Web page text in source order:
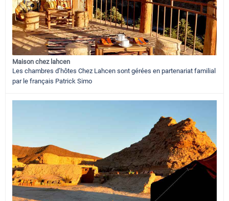
Maison chez lahcen
Les chambres d’hôtes Chez Lahcen sont gérées en partenariat familial
par le français Patrick Simo